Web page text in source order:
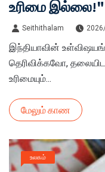
உரிமை இல்லை!"
இந்தியா
Seithithalam
இந்தியாவின்
தெரிவிக்கவோ,
உரிமையும்...
மேலும் காண
உலகம்